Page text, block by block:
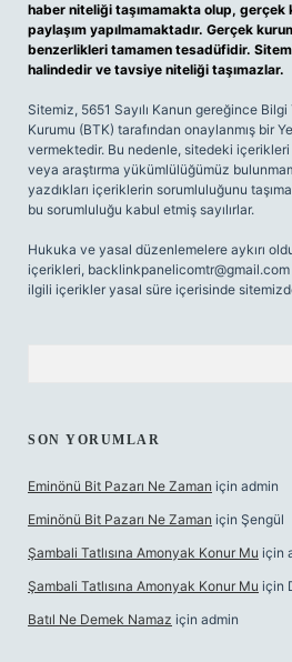
haber niteliği taşımamakta olup, gerçek
paylaşım yapılmamaktadır. Gerçek
benzerlikleri tamamen tesadüfidir.
halindedir ve tavsiye niteliği taşımazlar.
Sitemiz, 5651 Sayılı Kanun gereğince
Kurumu (BTK) tarafından onaylanmış bir
vermektedir. Bu nedenle, sitedeki
veya araştırma yükümlülüğümüz
yazdıkları içeriklerin sorumluluğunu
bu sorumluluğu kabul etmiş sayılırlar.
Hukuka ve yasal düzenlemelere aykırı
içerikleri, backlinkpanelicomtr@gmail.com
ilgili içerikler yasal süre içerisinde
SON YORUMLAR
Eminönü Bit Pazarı Ne Zaman için admin
Eminönü Bit Pazarı Ne Zaman için Şengül
Şambali Tatlısına Amonyak Konur Mu için
Şambali Tatlısına Amonyak Konur Mu için
Batıl Ne Demek Namaz için admin